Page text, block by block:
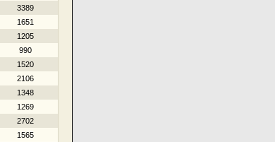
3389
1651
1205
990
1520
2106
1348
1269
2702
1565